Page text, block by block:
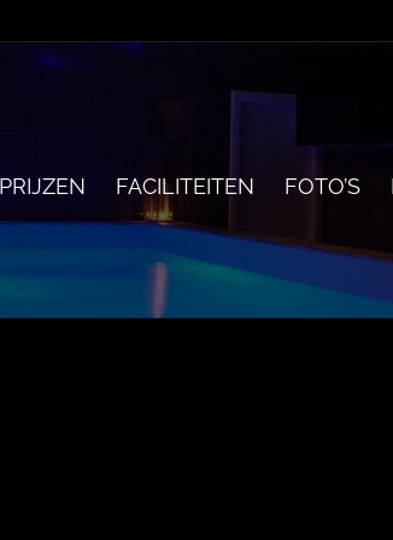
PRIJZEN FACILITEITEN FOTO’S